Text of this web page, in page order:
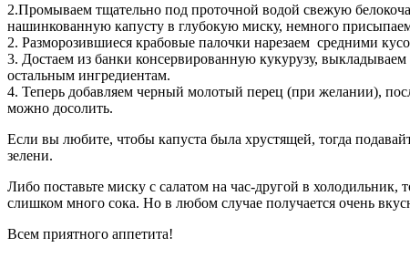
2.Промываем тщательно под проточной водой свежую
нашинкованную капусту в глубокую миску, немного
2. Разморозившиеся крабовые палочки нарезаем средними
3. Достаем из банки консервированную кукурузу,
остальным ингредиентам.
4. Теперь добавляем черный молотый перец (при желании),
можно досолить.
Если вы любите, чтобы капуста была хрустящей, тогда
зелени.
Либо поставьте миску с салатом на час-другой в холодильник,
слишком много сока. Но в любом случае получается очень
Всем приятного аппетита!